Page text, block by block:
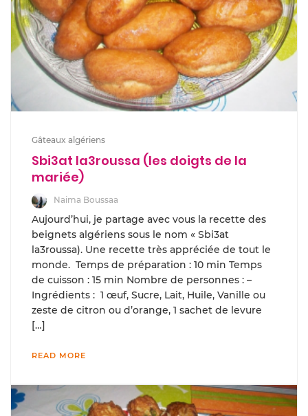
Gâteaux algériens
Sbi3at la3roussa (les doigts de la
mariée)
Naima Boussaa
Aujourd’hui, je partage avec vous la recette des
beignets algériens sous le nom « Sbi3at
la3roussa). Une recette très appréciée de tout le
monde. Temps de préparation : 10 min Temps
de cuisson : 15 min Nombre de personnes : –
Ingrédients : 1 œuf, Sucre, Lait, Huile, Vanille ou
zeste de citron ou d’orange, 1 sachet de levure
[…]
READ MORE